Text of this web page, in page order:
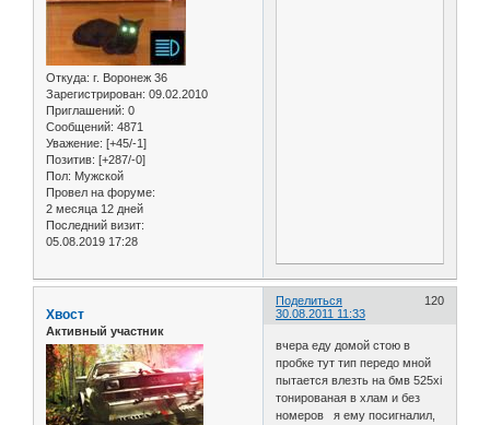
Откуда: г. Воронеж 36
Зарегистрирован: 09.02.2010
Приглашений: 0
Сообщений: 4871
Уважение: [+45/-1]
Позитив: [+287/-0]
Пол: Мужской
Провел на форуме:
2 месяца 12 дней
Последний визит:
05.08.2019 17:28
Поделиться
120
30.08.2011 11:33
Хвост
Активный участник
вчера еду домой стою в
пробке тут тип передо мной
пытается влезть на бмв 525xi
тонированая в хлам и без
номеров я ему посигналил,